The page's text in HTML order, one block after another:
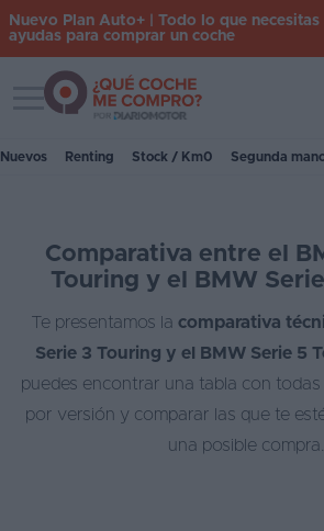
Iniciar
Coches
nuevos
Renting
Suscripción
Stock
Nuevo Plan Auto+ | Todo lo que
ayudas para comprar un coche
Toggle navigation
Nuevos Renting Stock / Km0 Segunda
Comparativa entre el
Touring y el BMW
Te presentamos la comparativa
Serie 3 Touring y el BMW Serie 5
puedes encontrar una tabla con
por versión y comparar las que te
una posible compra.